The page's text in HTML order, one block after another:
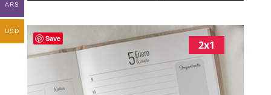
Save
2x1
ARS
USD